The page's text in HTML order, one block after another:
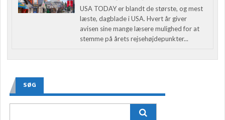
USA TODAY er blandt de største, og mest
læste, dagblade i USA. Hvert år giver
avisen sine mange læsere mulighed for at
stemme på årets rejsehøjdepunkter...
SØG